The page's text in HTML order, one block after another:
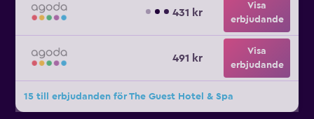
431 kr
Visa
erbjudande
491 kr
Visa
erbjudande
15 till erbjudanden för The Guest Hotel & Spa